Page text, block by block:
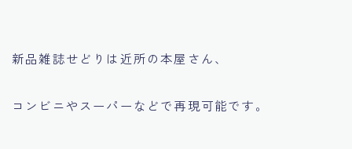
新品雑誌せどりは近所の本屋さん、
コンビニやスーパーなどで再現可能です。